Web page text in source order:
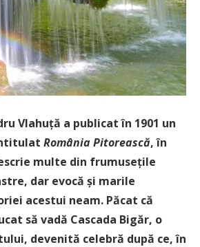
Vlahuță a publicat în 1901 un
România Pitorească, în
multe din frumusețile
dar evocă și marile
acestui neam. Păcat că
să vadă Cascada Bigăr, o
devenită celebră după ce, în